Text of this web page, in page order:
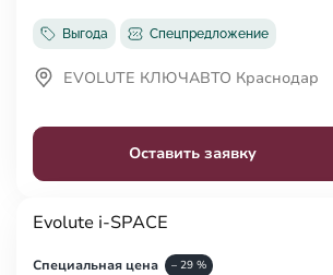
Выгода Спецпредложение
Оставить заявку
EVOLUTE КЛЮЧАВТО Краснодар
Evolute i-SPACE
Специальная цена – 29 %